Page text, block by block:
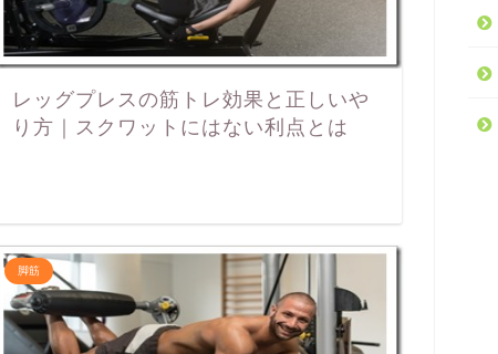
レッグプレスの筋トレ効果と正しいや
り方｜スクワットにはない利点とは
脚筋